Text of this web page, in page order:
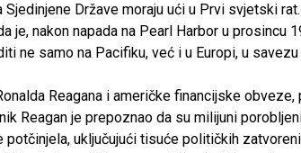
Države moraju ući u Prvi svjetski
je, nakon napada na Pearl Harbor u prosincu
ne samo na Pacifiku, već i u Europi, u
Reagana i američke financijske
Reagan je prepoznao da su milijuni
uključujući tisuće političkih